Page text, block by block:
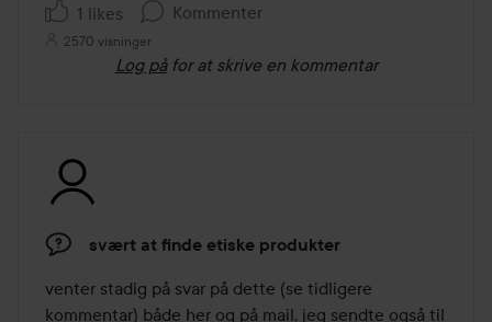
1 likes Kommenter
2570 visninger
Log på for at skrive en kommentar
svært at finde etiske produkter
venter stadig på svar på dette (se tidligere
kommentar) både her og på mail, jeg sendte også til